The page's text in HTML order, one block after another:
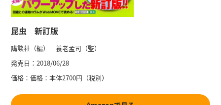
昆虫 新訂版
講談社（編） 養老孟司（監）
発売日：2018/06/28
価格：価格：本体2700円（税別）